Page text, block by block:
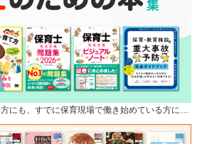
にも、すでに保育現場で働き始めている方に…